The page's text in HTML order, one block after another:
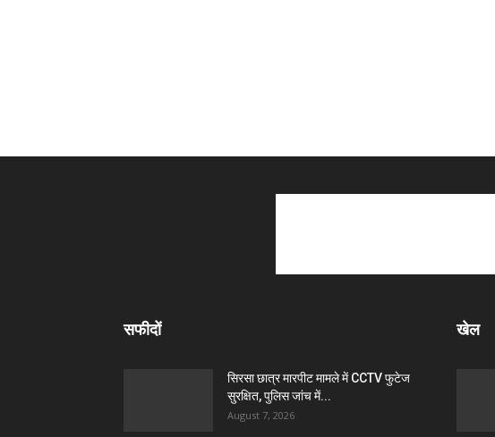
सफीदों
सिरसा छात्र मारपीट मामले में CCTV फुटेज
सुरक्षित, पुलिस जांच में...
August 7, 2026
खेल